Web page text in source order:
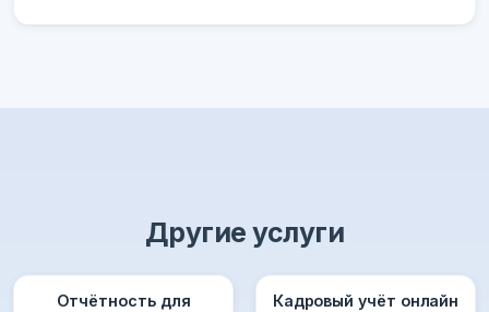
Другие услуги
Отчётность для
Кадровый учёт онлайн